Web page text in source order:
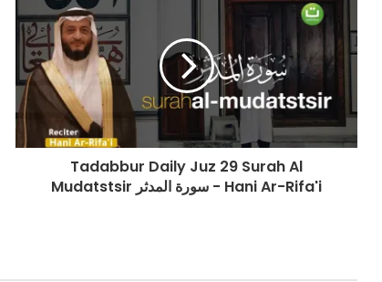
Tadabbur Daily Juz 29 Surah Al
Mudatstsir سورة المدثر - Hani Ar-Rifa'i